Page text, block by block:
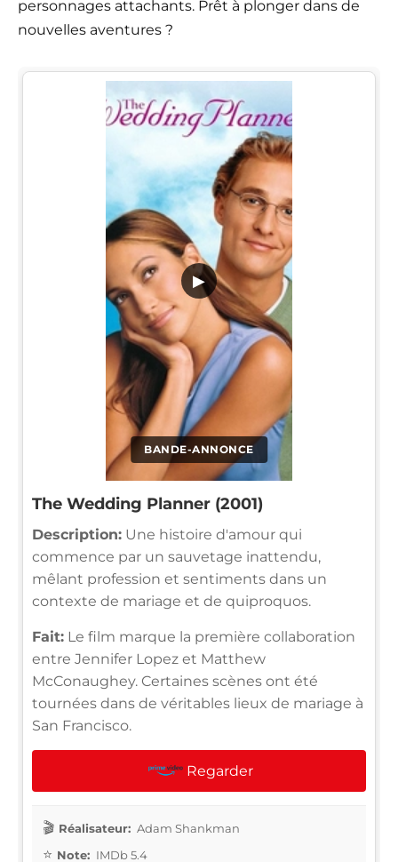
personnages attachants. Prêt à plonger dans de
nouvelles aventures ?
BANDE-ANNONCE
▶
The Wedding Planner (2001)
Description: Une histoire d'amour qui
commence par un sauvetage inattendu,
mêlant profession et sentiments dans un
contexte de mariage et de quiproquos.
Fait: Le film marque la première collaboration
entre Jennifer Lopez et Matthew
McConaughey. Certaines scènes ont été
tournées dans de véritables lieux de mariage à
San Francisco.
Regarder
Réalisateur: Adam Shankman
Note: IMDb 5.4